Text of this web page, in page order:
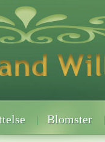
Blomster